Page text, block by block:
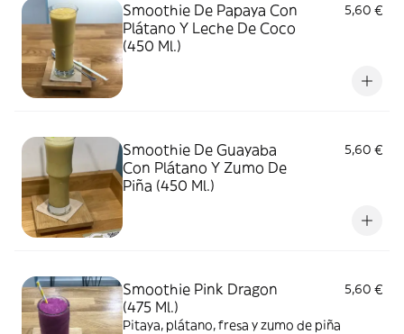
Smoothie De Papaya Con
Plátano Y Leche De Coco
(450 Ml.)
5,60 €
Smoothie De Guayaba
Con Plátano Y Zumo De
Piña (450 Ml.)
5,60 €
Smoothie Pink Dragon
(475 Ml.)
5,60 €
Pitaya, plátano, fresa y zumo de piña